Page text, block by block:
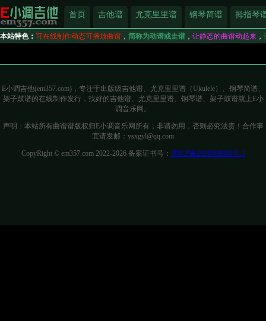
首页 吉他谱 尤克里里谱 钢琴简谱 拇指琴
本站特色： 可在线制作动态可播放曲谱 ， 简称为动谱或走谱 ， 让静态的曲谱动起来 ，
E小调吉他(em357.com)，专注于出版级吉他谱、尤克里里谱（Ukulele）、钢琴简谱、
架子鼓谱的在线制作发行，找好的吉他谱、尤克里里谱、钢琴谱、架子鼓谱就上E小
调音乐网。
声明：本站所有曲谱谱版权归E小调音乐网所有，非请勿用，否则必究法责！合作事
宜请发邮：ysxgyl@qq.com
CopyRight © em357.com 2022-2026 备案证书号： 闽ICP备2021009050号-1